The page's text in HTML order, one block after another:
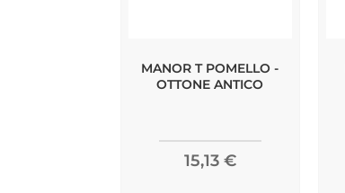
MANOR T POMELLO -
OTTONE ANTICO
15,13 €